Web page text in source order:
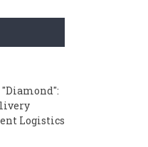
Logistics